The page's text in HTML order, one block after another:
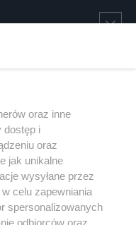
oraz inne
dostęp i
oraz
jak unikalne
wysyłane przez
celu zapewniania
spersonalizowanych
odbiorców oraz